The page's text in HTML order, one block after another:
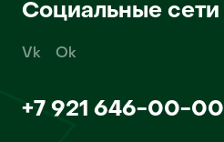
Социальные сети
Vk Ok
+7 921 646-00-00